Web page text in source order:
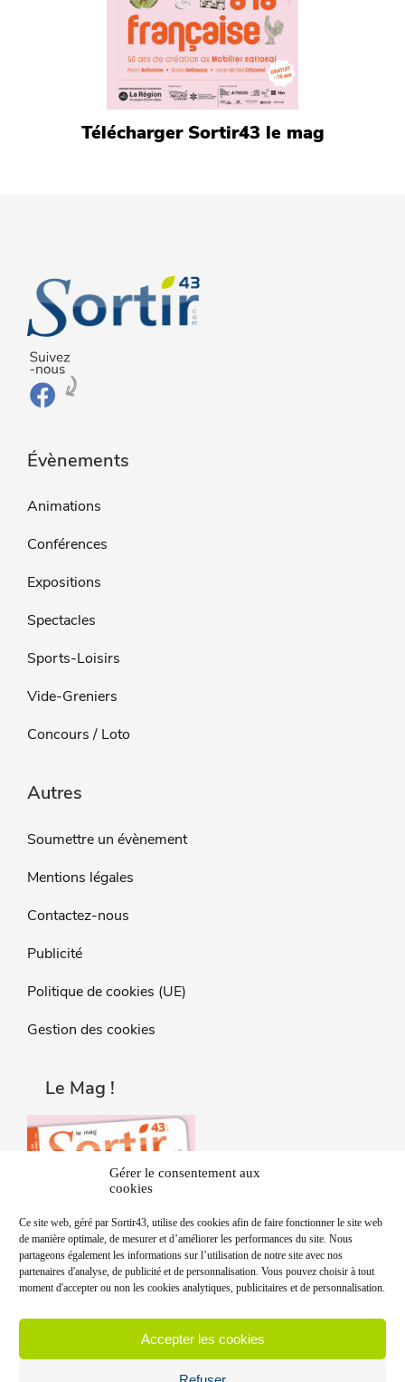
Gérer le consentement aux
cookies
Ce site web, géré par Sortir43, utilise des cookies afin de faire fonctionner le site web
de manière optimale, de mesurer et d’améliorer les performances du site. Nous
partageons également les informations sur l’utilisation de notre site avec nos
partenaires d'analyse, de publicité et de personnalisation. Vous pouvez choisir à tout
moment d'accepter ou non les cookies analytiques, publicitaires et de personnalisation.
Accepter les cookies
Télécharger Sortir43 le mag
Évènements
Animations
Conférences
Expositions
Spectacles
Sports-Loisirs
Vide-Greniers
Concours / Loto
Autres
Soumettre un évènement
Mentions légales
Contactez-nous
Publicité
Politique de cookies (UE)
Gestion des cookies
Le Mag !